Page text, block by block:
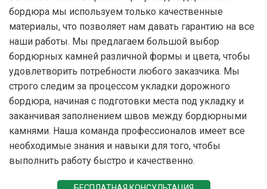
бордюра мы используем только качественные
материалы, что позволяет нам давать гарантию на все
наши работы. Мы предлагаем большой выбор
бордюрных камней различной формы и цвета, чтобы
удовлетворить потребности любого заказчика. Мы
строго следим за процессом укладки дорожного
бордюра, начиная с подготовки места под укладку и
заканчивая заполнением швов между бордюрными
камнями. Наша команда профессионалов имеет все
необходимые знания и навыки для того, чтобы
выполнить работу быстро и качественно.